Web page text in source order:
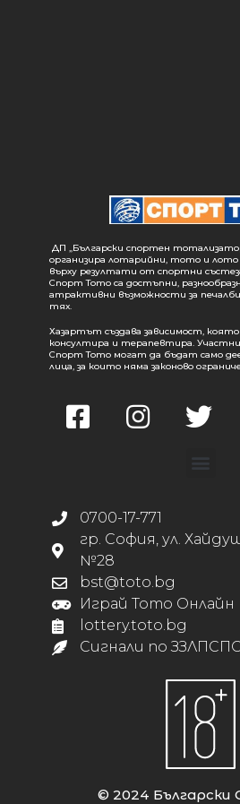
ДП „Български спортен
организира лотарийни, тото и лото
върху резултати от спортни
Спорт Тото са достъпни,
атрактивни възможности за
тях.
Хазартът създава зависимост,
консултира и терапевтира.
Спорт Тото могат да бъдат само
лица, за които няма законово
0700-17-771
гр. София, ул.
№28
bst@toto.bg
Играй Тото Онлайн
lottery.toto.bg
Сигнали по
© 2024 Български